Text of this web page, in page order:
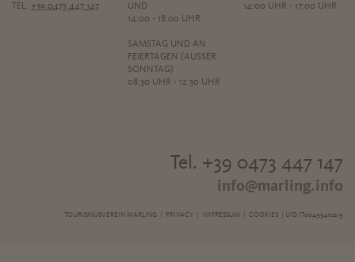
TEL.+39 0473 447 147
UND
14:00 - 18:00 UHR
SAMSTAG UND AN
FEIERTAGEN (AUSSER S
ONNTAG)
08:30 UHR - 12:30 UHR
14:00 UHR - 17:00 UHR
Tel. +39 0473 447 147
info@marling.info
TOURISMUSVEREIN MARLING | PRIVACY| IMPRESSUM COOKIES | UID IT00495410219